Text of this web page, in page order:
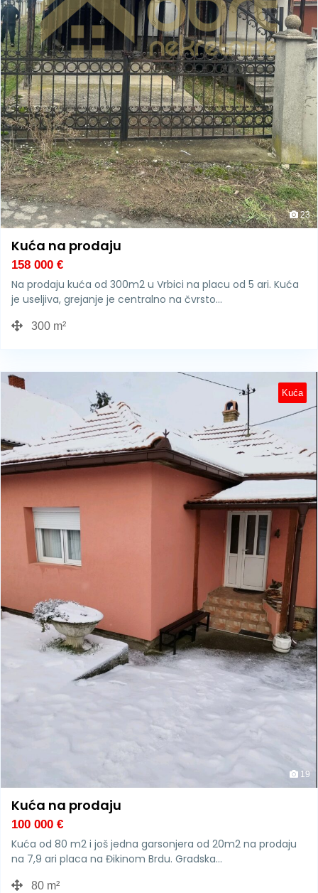
23
Kuća na prodaju
158 000 €
Na prodaju kuća od 300m2 u Vrbici na placu od 5 ari. Kuća
je useljiva, grejanje je centralno na čvrsto…
300 m²
Kuća
19
Kuća na prodaju
100 000 €
Kuća od 80 m2 i još jedna garsonjera od 20m2 na prodaju
na 7,9 ari placa na Đikinom Brdu. Gradska…
80 m²